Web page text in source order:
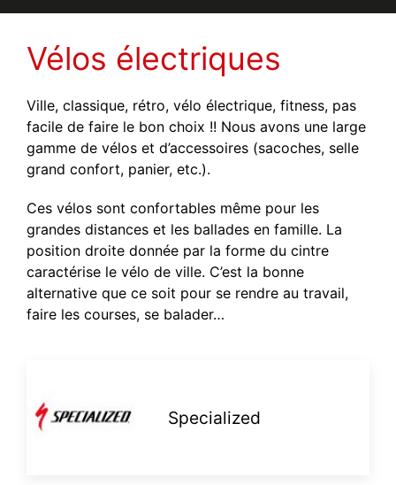
Vélos électriques
Ville, classique, rétro, vélo électrique, fitness, pas
facile de faire le bon choix !! Nous avons une large
gamme de vélos et d’accessoires (sacoches, selle
grand confort, panier, etc.).
Ces vélos sont confortables même pour les
grandes distances et les ballades en famille. La
position droite donnée par la forme du cintre
caractérise le vélo de ville. C’est la bonne
alternative que ce soit pour se rendre au travail,
faire les courses, se balader…
Specialized